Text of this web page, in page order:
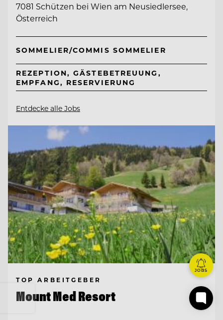
7081 Schützen bei Wien am Neusiedlersee,
Österreich
SOMMELIER/COMMIS SOMMELIER
REZEPTION, GÄSTEBETREUUNG,
EMPFANG, RESERVIERUNG
Entdecke alle Jobs
TOP ARBEITGEBER
Mount Med Resort
JOBS